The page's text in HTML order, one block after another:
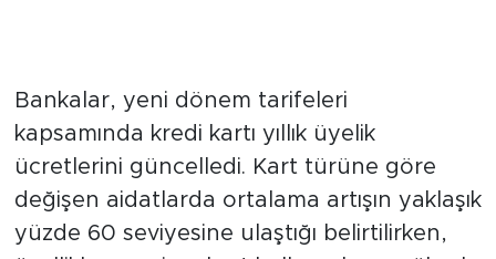
Bankalar, yeni dönem tarifeleri
kapsamında kredi kartı yıllık üyelik
ücretlerini güncelledi. Kart türüne göre
değişen aidatlarda ortalama artışın yaklaşık
yüzde 60 seviyesine ulaştığı belirtilirken,